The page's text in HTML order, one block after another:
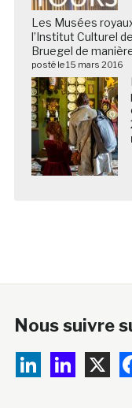
Les Musées
l’Institut Culturel
Bruegel de
posté le 15 mars 2016
Nous suivre